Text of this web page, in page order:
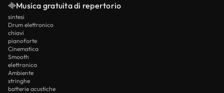
Musica gratuita di repertorio
sintesi
Drum elettronico
chiavi
pianoforte
Cinematica
Smooth
elettronica
Ambiente
stringhe
batterie acustiche